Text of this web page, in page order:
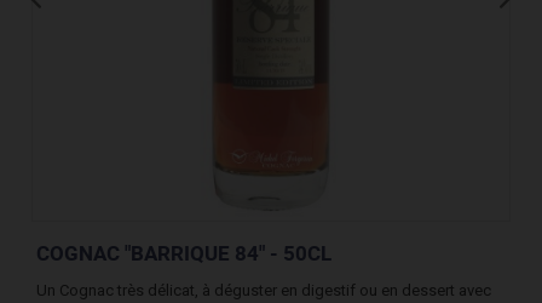
COGNAC "BARRIQUE 84" - 50CL
Un Cognac très délicat, à déguster en digestif ou en dessert avec